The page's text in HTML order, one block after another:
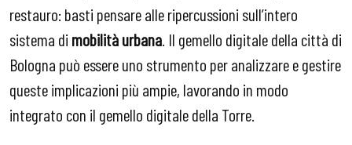
restauro: basti pensare alle ripercussioni sull’intero
sistema di mobilità urbana . Il gemello digitale della città di
Bologna può essere uno strumento per analizzare e gestire
queste implicazioni più ampie, lavorando in modo
integrato con il gemello digitale della Torre.